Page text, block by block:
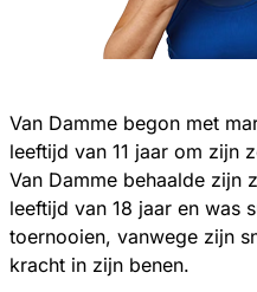
Van Damme begon met
leeftijd van 11 jaar om zijn
Van Damme behaalde zijn
leeftijd van 18 jaar en was
toernooien, vanwege zijn
kracht in zijn benen.